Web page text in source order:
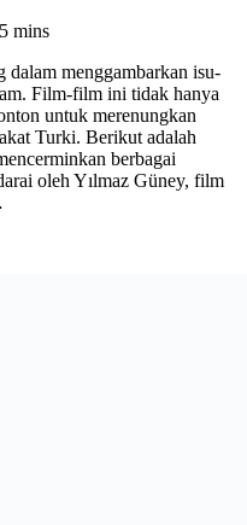
5 mins
menggambarkan isu-
Film-film ini tidak hanya
untuk merenungkan
Turki. Berikut adalah
berbagai
oleh Yılmaz Güney, film